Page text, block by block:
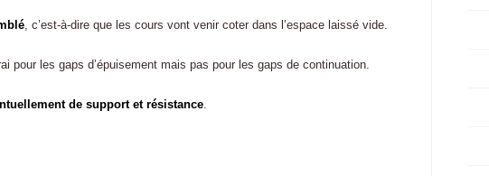
, c’est-à-dire que les cours vont venir coter dans l’espace laissé vide.
pour les gaps d’épuisement mais pas pour les gaps de continuation.
de support et résistance.